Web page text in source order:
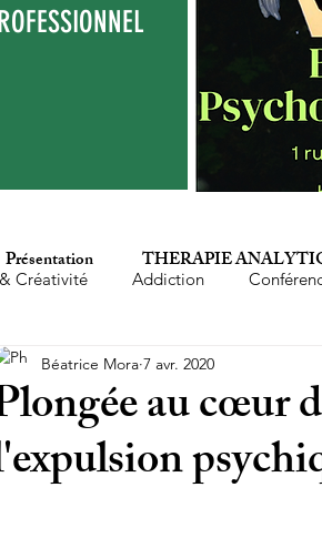
Créativité Addiction
populaire Enfants
Littérature Mère
au cœur
Béatrice Mora 7 avr. 2020
Présentation THERAPIE